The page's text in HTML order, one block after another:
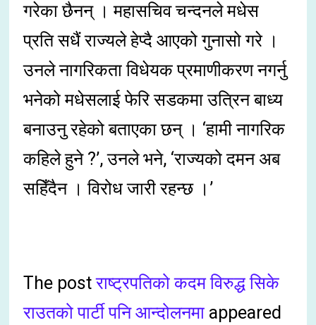
गरेका छैनन् । महासचिव चन्दनले मधेस
प्रति सधैं राज्यले हेप्दै आएको गुनासो गरे ।
उनले नागरिकता विधेयक प्रमाणीकरण नगर्नु
भनेको मधेसलाई फेरि सडकमा उत्रिन बाध्य
बनाउनु रहेको बताएका छन् । ‘हामी नागरिक
कहिले हुने ?’, उनले भने, ‘राज्यको दमन अब
सहिँदैन । विरोध जारी रहन्छ ।’
The postराष्ट्रपतिको कदम विरुद्ध सिके
राउतको पार्टी पनि आन्दोलनमा appeared